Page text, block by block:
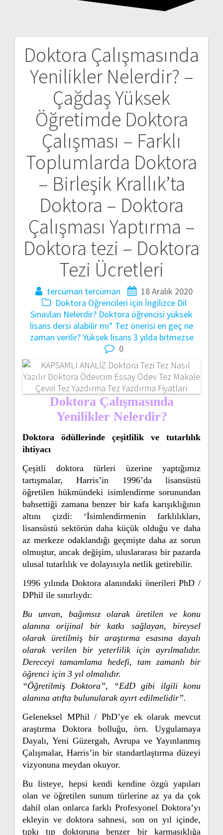
Doktora Çalışmasında
Yenilikler Nelerdir? –
Çağdaş Yüksek
Öğretimde Doktora
Çalışması – Farklı
Toplumlarda Doktora
– Birleşik Krallık’ta
Doktora – Doktora
Çalışması Yaptırma –
Doktora tezi – Doktora
Tezi Ücretleri
tercüman tercüman
18 Aralık 2020
Doktora Öğrencileri için İngilizce Dil
Sınavları Nelerdir? Doktora öğrencisi yüksek
lisans dersi alabilir mi* Tez önerisi en geç ne
zaman verilir?Yüksek lisans 3 yılda bitmezse
0
Doktora Çalışmasında
Yenilikler Nelerdir?
Doktora ödüllerinde çeşitlilik ve tutarlılık
ihtiyacı
Çeşitli doktora türleri üzerine yaptığımız
tartışmalar, Harris’in 1996’da lisansüstü
öğretilen hükmündeki isimlendirme sorunundan
bahsettiği zamana benzer bir kafa karışıklığının
altını çizdi: ‘İsimlendirmenin farklılıkları,
lisansüstü sektörün daha küçük olduğu ve daha
az merkeze odaklandığı geçmişte daha az sorun
olmuştur, ancak değişim, uluslararası bir pazarda
ulusal tutarlılık ve dolayısıyla netlik getirebilir.
1996 yılında Doktora alanındaki önerileri PhD /
DPhil ile sınırlıydı:
Bu unvan, bağımsız olarak üretilen ve konu
alanına orijinal bir katkı sağlayan, bireysel
olarak üretilmiş bir araştırma esasına dayalı
olarak verilen bir yeterlilik için ayrılmalıdır.
Dereceyi tamamlama hedefi, tam zamanlı bir
öğrenci için 3 yıl olmalıdır.
“Öğretilmiş Doktora”, “EdD gibi ilgili konu
alanına atıfta bulunularak ayırt edilmelidir”.
Geleneksel MPhil / PhD’ye ek olarak mevcut
araştırma Doktora bolluğu, örn. Uygulamaya
Dayalı, Yeni Güzergah, Avrupa ve Yayınlanmış
Çalışmalar, Harris’in bir standartlaştırma düzeyi
vizyonuna meydan okuyor.
Bu listeye, hepsi kendi kendine özgü yapıları
olan ve öğretilen sunum türlerine az ya da çok
dahil olan onlarca farklı Profesyonel Doktora’yı
ekleyin ve doktora sahnesi, son on yıl içinde,
tıpkı tıp doktoruna benzer bir karmaşıklığa
Yazı
gezinmesi